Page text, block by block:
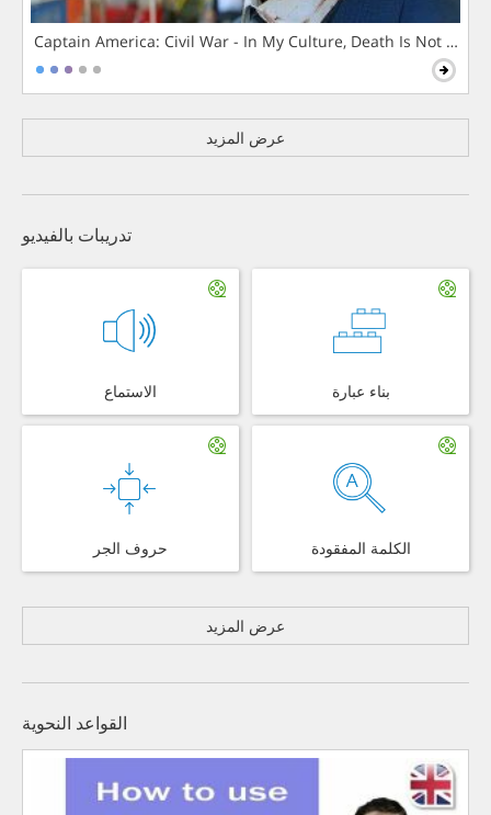
Captain America: Civil War - In My Culture, Death Is Not The
عرض المزيد
تدريبات بالفيديو
الاستماع بناء عبارة
حروف الجر الكلمة المفقودة
عرض المزيد
القواعد النحوية